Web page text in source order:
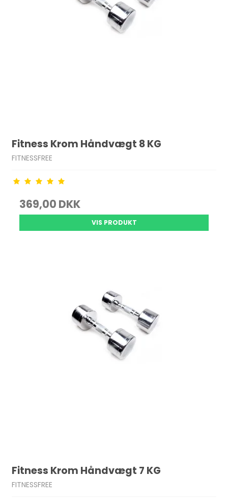
Fitness Krom Håndvægt 8 KG
FITNESSFREE
369,00 DKK
VIS PRODUKT
Fitness Krom Håndvægt 7 KG
FITNESSFREE